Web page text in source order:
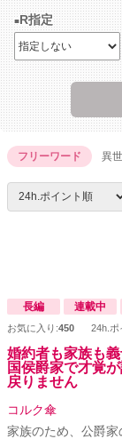
R指定
フリーワード 異
長編 連載中
お気に入り:450 24h.ポ
婚約者も家族も
国侯爵家で才覚
戻りません
コルク傘
家族のため、公爵